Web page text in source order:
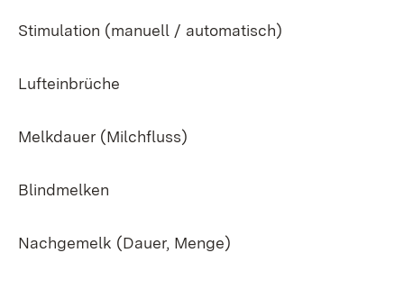
Stimulation (manuell / automatisch)
Lufteinbrüche
Melkdauer (Milchfluss)
Blindmelken
Nachgemelk (Dauer, Menge)